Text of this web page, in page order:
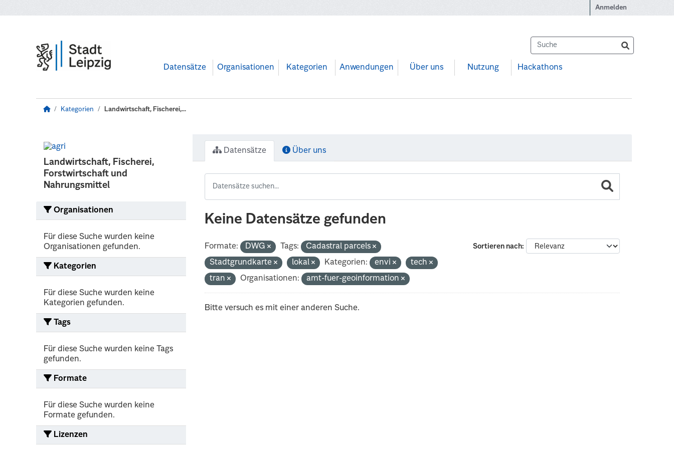
Anmelden
Datensätze Organisationen Kategorien Anwendungen Über uns Nutzung Hackathons
Kategorien Landwirtschaft, Fischerei,...
Landwirtschaft, Fischerei,
Forstwirtschaft und
Nahrungsmittel
Organisationen
Für diese Suche wurden keine
Organisationen gefunden.
Kategorien
Für diese Suche wurden keine
Kategorien gefunden.
Tags
Für diese Suche wurden keine Tags
gefunden.
Formate
Für diese Suche wurden keine
Formate gefunden.
Lizenzen
Datensätze Über uns
Keine Datensätze gefunden
Sortieren nach
Formate: DWG Tags:
Cadastral parcels
Stadtgrundkarte
lokal Kategorien: envi
tech
tran
Organisationen: amt-fuer-geoinformation
Bitte versuch es mit einer anderen Suche.